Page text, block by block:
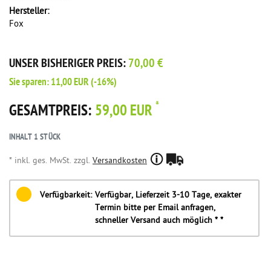
Hersteller:
Fox
UNSER BISHERIGER PREIS:70,00 €
Sie sparen:11,00 EUR(-16%)
GESAMTPREIS: 59,00 EUR *
INHALT 1STÜCK
* inkl. ges. MwSt. zzgl. Versandkosten
Verfügbarkeit: Verfügbar, Lieferzeit 3-10 Tage, exakter
Termin bitte per Email anfragen,
schneller Versand auch möglich * *